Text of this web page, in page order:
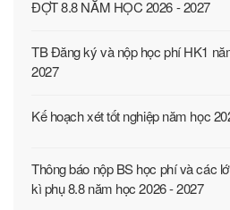
ĐỢT 8.8 NĂM HỌC 2026 - 2027
TB Đăng ký và nộp học phí HK1
2027
Kế hoạch xét tốt nghiệp năm học
Thông báo nộp BS học phí và các
kì phụ 8.8 năm học 2026 - 2027